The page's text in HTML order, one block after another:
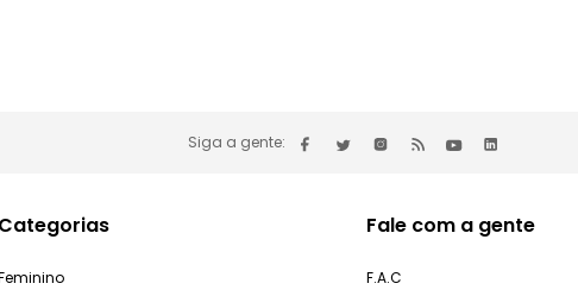
Siga a gente:
Categorias Fale com a gente
F.A.C